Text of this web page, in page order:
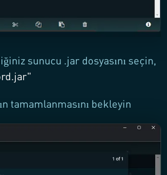
sunucu .jar dosyasını seçin,
tamamlanmasını bekleyin